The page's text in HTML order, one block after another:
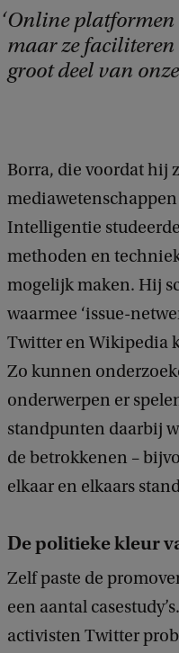
Online platformen
maar ze faciliteren
groot deel van
Borra, die voordat hij
Intelligentie
methoden en
mogelijk maken. Hij
waarmee ‘issue-
Twitter en Wikipedia
Zo kunnen
onderwerpen er
standpunten daarbij
de betrokkenen –
elkaar en elkaars
De politieke kleur
Zelf paste de
een aantal
activisten Twitter